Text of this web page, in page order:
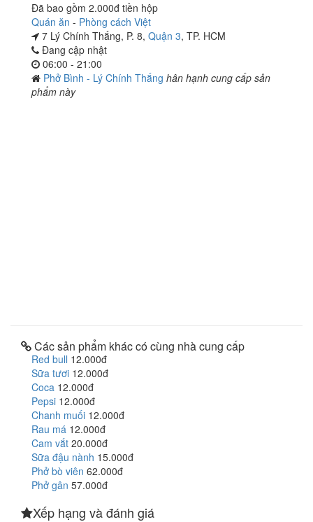
Đã bao gồm 2.000đ tiền hộp
Quán ăn - Phòng cách Việt
7 Lý Chính Thắng, P. 8, Quận 3, TP. HCM
Đang cập nhật
06:00 - 21:00
Phở Bình - Lý Chính Thắng hân hạnh cung cấp sản
phẩm này
Các sản phẩm khác có cùng nhà cung cấp
Red bull 12.000đ
Sữa tươi 12.000đ
Coca 12.000đ
Pepsi 12.000đ
Chanh muối 12.000đ
Rau má 12.000đ
Cam vắt 20.000đ
Sữa đậu nành 15.000đ
Phở bò viên 62.000đ
Phở gân 57.000đ
Xếp hạng và đánh giá